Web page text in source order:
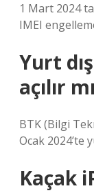
1 Mart 2024
IMEI
Yurt
açılır
BTK (Bilgi
Ocak 2024’te
Kaçak